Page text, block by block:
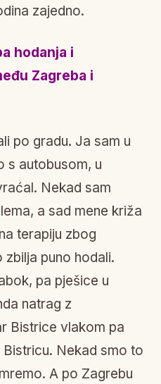
zajedno.
hodanja i
Zagreba i
po gradu. Ja sam u
s autobusom, u
Nekad sam
a sad mene križa
terapiju zbog
zbilja puno hodali.
pa pješice u
natrag z
Bistrice vlakom pa
Nekad smo to
A po Zagrebu